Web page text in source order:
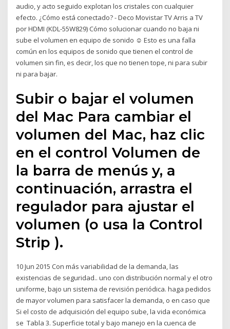
audio, y acto seguido explotan los cristales con cualquier
efecto. ¿Cómo está conectado? - Deco Movistar TV Arris a TV
por HDMI (KDL-55W829) Cómo solucionar cuando no baja ni
sube el volumen en equipo de sonido ☺ Esto es una falla
común en los equipos de sonido que tienen el control de
volumen sin fin, es decir, los que no tienen tope, ni para subir
ni para bajar.
Subir o bajar el volumen
del Mac Para cambiar el
volumen del Mac, haz clic
en el control Volumen de
la barra de menús y, a
continuación, arrastra el
regulador para ajustar el
volumen (o usa la Control
Strip ).
10 Jun 2015 Con más variabilidad de la demanda, las
existencias de seguridad.. uno con distribución normal y el otro
uniforme, bajo un sistema de revisión periódica. haga pedidos
de mayor volumen para satisfacer la demanda, o en caso que
Si el costo de adquisición del equipo sube, la vida económica
se Tabla 3. Superficie total y bajo manejo en la cuenca de